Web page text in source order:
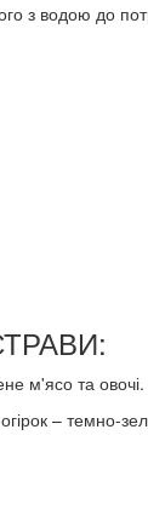
з водою до
м'ясо та овочі.
– темно-